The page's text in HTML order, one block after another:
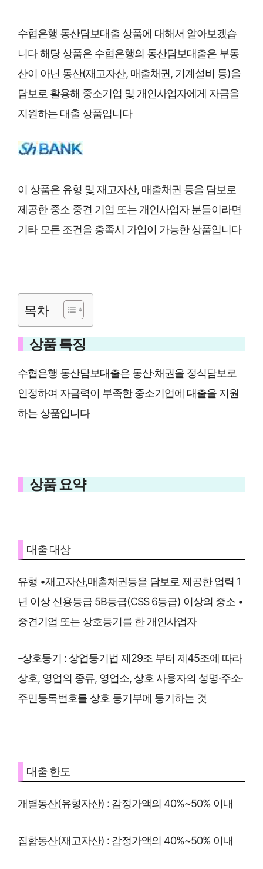
수협은행 동산담보대출 상품에 대해서 알아보겠습
니다 해당 상품은 수협은행의 동산담보대출은 부동
산이 아닌 동산(재고자산, 매출채권, 기계설비 등)을
담보로 활용해 중소기업 및 개인사업자에게 자금을
지원하는 대출 상품입니다
이 상품은 유형 및 재고자산, 매출채권 등을 담보로
제공한 중소 중견 기업 또는 개인사업자 분들이라면
기타 모든 조건을 충족시 가입이 가능한 상품입니다
목차
상품 특징
수협은행 동산담보대출은 동산·채권을 정식담보로
인정하여 자금력이 부족한 중소기업에 대출을 지원
하는 상품입니다
상품 요약
대출 대상
유형 •재고자산,매출채권등을 담보로 제공한 업력 1
년 이상 신용등급 5B등급(CSS 6등급) 이상의 중소 •
중견기업 또는 상호등기를 한 개인사업자
-상호등기 : 상업등기법 제29조 부터 제45조에 따라
상호, 영업의 종류, 영업소, 상호 사용자의 성명·주소·
주민등록번호를 상호 등기부에 등기하는 것
대출 한도
개별동산(유형자산) : 감정가액의 40%~50% 이내
집합동산(재고자산) : 감정가액의 40%~50% 이내